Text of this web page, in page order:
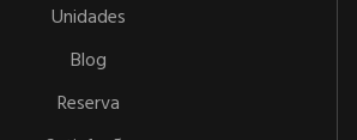
Unidades
Blog
Reserva